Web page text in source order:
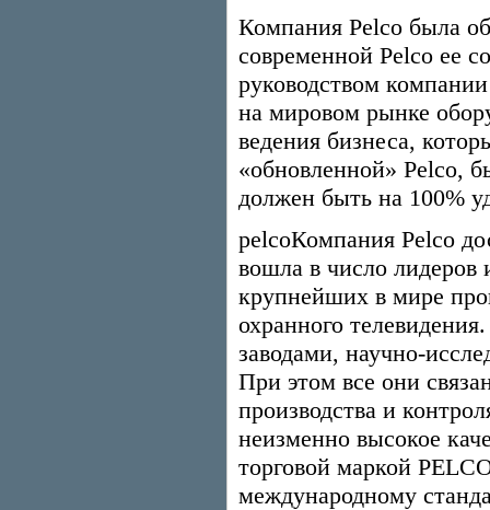
Компания Pelco была
современной Pelco ее
руководством
на мировом рынке
ведения бизнеса,
«обновленной» Pelco,
должен быть на 100%
pelcoКомпания Pelco
вошла в число лидеров
крупнейших в мире
охранного
заводами, научно-
При этом все они
производства и
неизменно высокое
торговой маркой
международному